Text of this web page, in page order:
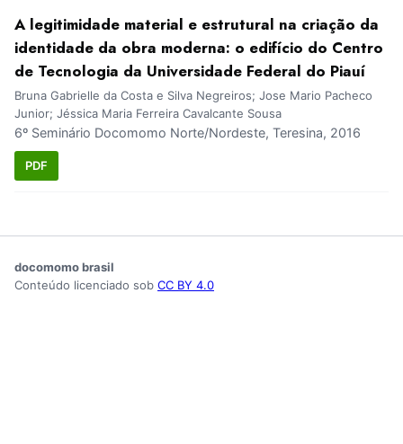
A legitimidade material e estrutural na criação da
identidade da obra moderna: o edifício do Centro
de Tecnologia da Universidade Federal do Piauí
Bruna Gabrielle da Costa e Silva Negreiros; Jose Mario Pacheco
Junior; Jéssica Maria Ferreira Cavalcante Sousa
6º Seminário Docomomo Norte/Nordeste, Teresina, 2016
PDF
docomomo brasil
Conteúdo licenciado sob CC BY 4.0